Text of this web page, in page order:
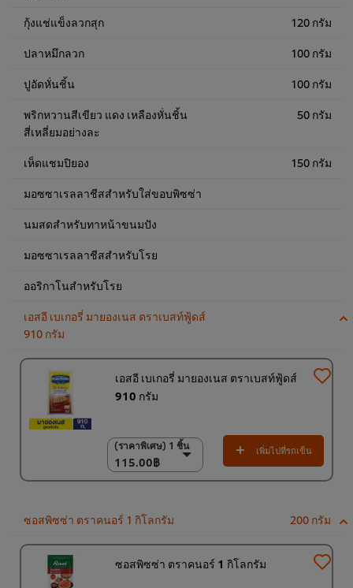
กุ้งแช่แข็งลวกสุก 120 กรัม
ปลาหมึกลวก 100 กรัม
ปูอัดหั่นชิ้น 100 กรัม
พริกหวานสีเขียว แดง เหลืองหั่นชิ้น
สี่เหลี่ยมอย่างละ
50 กรัม
เห็ดแชมปิยอง 150 กรัม
มอซซาเรลลาชีสสำหรับใส่ขอบพิซซ่า
นมสดสำหรับทาหน้าขนมปัง
มอซซาเรลลาชีสสำหรับโรย
ออริกาโนสำหรับโรย
เอสอี เบเกอรี่ มายองเนส ตราเบสท์ฟู้ดส์
910 กรัม
เอสอี เบเกอรี่ มายองเนส ตราเบสท์ฟู้ดส์
910 กรัม
(ราคาพิเศษ) 1 ชิ้น
115.00฿
(ราคาพิเศษ) 1 ชิ้น
115.00฿
(ราคาพิเศษ) แพ็ค 12
1,350.00฿
เพิ่มไปที่รถเข็น
ซอสพิซซ่า ตราคนอร์ 1 กิโลกรัม 200 กรัม
ซอสพิซซ่า ตราคนอร์ 1 กิโลกรัม